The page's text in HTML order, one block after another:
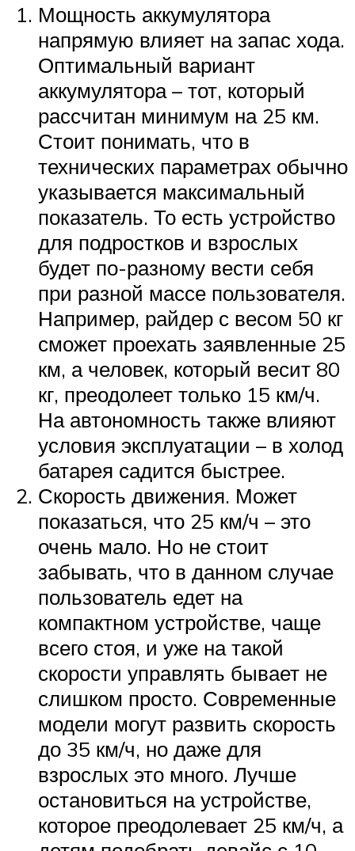
Мощность аккумулятора
напрямую влияет на запас хода.
Оптимальный вариант
аккумулятора – тот, который
рассчитан минимум на 25 км.
Стоит понимать, что в
технических параметрах обычно
указывается максимальный
показатель. То есть устройство
для подростков и взрослых
будет по-разному вести себя
при разной массе пользователя.
Например, райдер с весом 50 кг
сможет проехать заявленные 25
км, а человек, который весит 80
кг, преодолеет только 15 км/ч.
На автономность также влияют
условия эксплуатации – в холод
батарея садится быстрее.
Скорость движения. Может
показаться, что 25 км/ч – это
очень мало. Но не стоит
забывать, что в данном случае
пользователь едет на
компактном устройстве, чаще
всего стоя, и уже на такой
скорости управлять бывает не
слишком просто. Современные
модели могут развить скорость
до 35 км/ч, но даже для
взрослых это много. Лучше
остановиться на устройстве,
которое преодолевает 25 км/ч, а